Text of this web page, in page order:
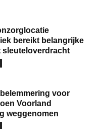
bereikt belangrijke
sleuteloverdracht
voor
Voorland
weggenomen